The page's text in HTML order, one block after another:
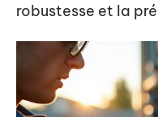
robustesse et la